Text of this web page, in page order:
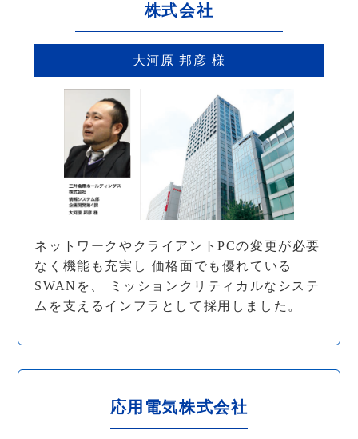
株式会社
大河原 邦彦 様
ネットワークやクライアントPCの変更が必要
なく機能も充実し 価格面でも優れている
SWANを、 ミッションクリティカルなシステ
ムを支えるインフラとして採用しました。
応用電気株式会社